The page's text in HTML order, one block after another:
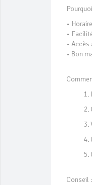
•
•
•
• Bon
Conseil